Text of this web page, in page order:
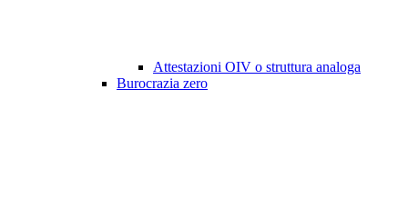
Attestazioni OIV o struttura analoga
Burocrazia zero